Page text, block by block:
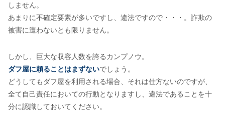
しません。
あまりに不確定要素が多いですし、違法ですので・・・。 詐欺の
被害に遭わないとも限りません。
しかし、巨大な収容人数を誇るカンプノウ。
ダフ屋に頼ることはまずないでしょう。
どうしてもダフ屋を利用される場合、それは仕方ないのですが、
全て自己責任においての行動となりますし、違法であることを十
分に認識しておいてください。